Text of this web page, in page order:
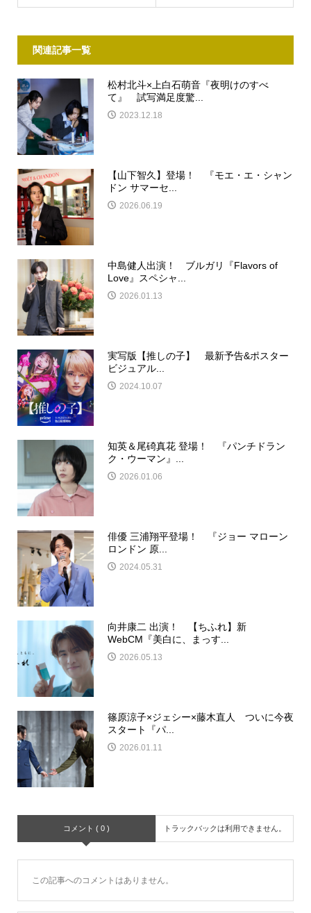
関連記事一覧
松村北斗×上白石萌音『夜明けのすべ
て』 試写満足度驚...
2023.12.18
【山下智久】登場！ 『モエ・エ・シャン
ドン サマーセ...
2026.06.19
中島健人出演！ ブルガリ『Flavors of
Love』スペシャ...
2026.01.13
実写版【推しの子】 最新予告&ポスター
ビジュアル...
2024.10.07
知英＆尾碕真花 登場！ 『パンチドラン
ク・ウーマン』...
2026.01.06
俳優 三浦翔平登場！ 『ジョー マローン
ロンドン 原...
2024.05.31
向井康二 出演！ 【ちふれ】新
WebCM『美白に、まっす...
2026.05.13
篠原涼子×ジェシー×藤木直人 ついに今夜
スタート『パ...
2026.01.11
コメント ( 0 ) トラックバックは利用できません。
この記事へのコメントはありません。